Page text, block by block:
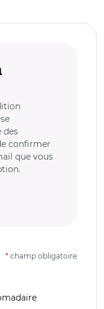
des
confirmer
que vous
* champ obligatoire